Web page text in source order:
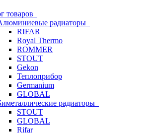
товаров
радиаторы
RIFAR
Royal Thermo
ROMMER
STOUT
Gekon
Теплоприбор
Germanium
GLOBAL
радиаторы
STOUT
GLOBAL
Rifar